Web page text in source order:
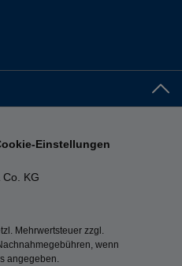
KG
Einstellungen
Mehrwertsteuer zzgl.
wenn
angegeben.